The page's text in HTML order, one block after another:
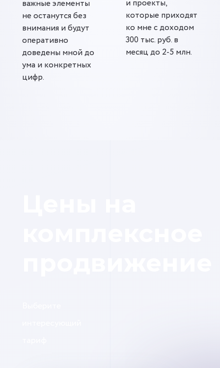
важные элементы
не останутся без
внимания и будут
оперативно
доведены мной до
ума и конкретных
цифр.
и проекты,
которые приходят
ко мне с доходом
300 тыс. руб. в
месяц до 2-5 млн.